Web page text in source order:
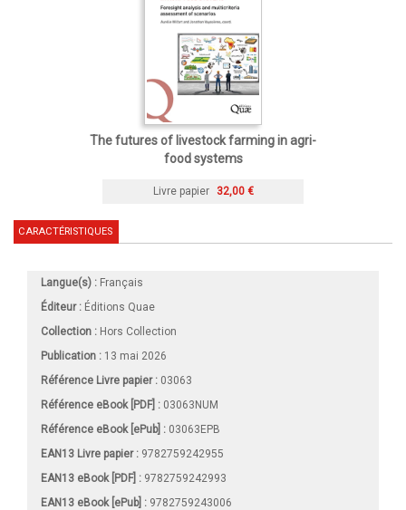
The futures of livestock farming in agri-
food systems
Livre papier 32,00 €
CARACTÉRISTIQUES
Langue(s) : Français
Éditeur : Éditions Quae
Collection : Hors Collection
Publication : 13 mai 2026
Référence Livre papier : 03063
Référence eBook [PDF] : 03063NUM
Référence eBook [ePub] : 03063EPB
EAN13 Livre papier : 9782759242955
EAN13 eBook [PDF] : 9782759242993
EAN13 eBook [ePub] : 9782759243006